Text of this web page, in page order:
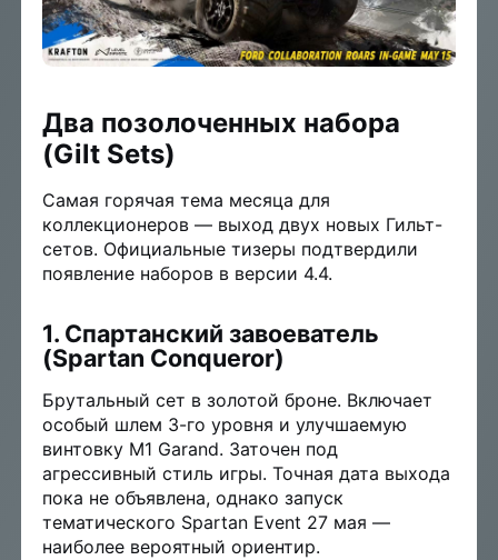
Два позолоченных набора
(Gilt Sets)
Самая горячая тема месяца для
коллекционеров — выход двух новых Гильт-
сетов. Официальные тизеры подтвердили
появление наборов в версии 4.4.
1. Спартанский завоеватель
(Spartan Conqueror)
Брутальный сет в золотой броне. Включает
особый шлем 3-го уровня и улучшаемую
винтовку M1 Garand. Заточен под
агрессивный стиль игры. Точная дата выхода
пока не объявлена, однако запуск
тематического Spartan Event 27 мая —
наиболее вероятный ориентир.